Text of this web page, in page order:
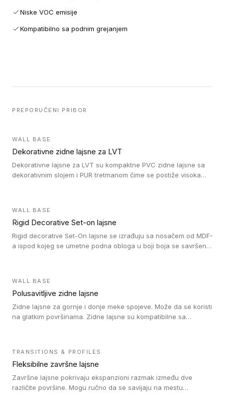
Niske VOC emisije
Kompatibilno sa podnim grejanjem
PREPORUČENI PRIBOR
WALL BASE
Dekorativne zidne lajsne za LVT
Dekorativne lajsne za LVT su kompaktne PVC zidne lajsne sa
dekorativnim slojem i PUR tretmanom čime se postiže visoka
WALL BASE
Rigid Decorative Set-on lajsne
Rigid decorative Set-On lajsne se izrađuju sa nosačem od MDF-
a ispod kojeg se umetne podna obloga u boji boja se savršeno
WALL BASE
Polusavitljive zidne lajsne
Zidne lajsne za gornje i donje meke spojeve. Može da se koristi
na glatkim površinama. Zidne lajsne su kompatibilne sa
TRANSITIONS & PROFILES
Fleksibilne završne lajsne
Završne lajsne pokrivaju ekspanzioni razmak između dve
različite površine. Mogu ručno da se savijaju na mestu